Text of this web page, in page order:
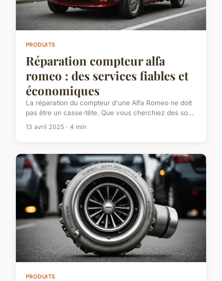
PRODUITS
Réparation compteur alfa
romeo : des services fiables et
économiques
La réparation du compteur d'une Alfa Romeo ne doit
pas être un casse-tête. Que vous cherchiez des so...
13 avril 2025 · 4 min
PRODUITS